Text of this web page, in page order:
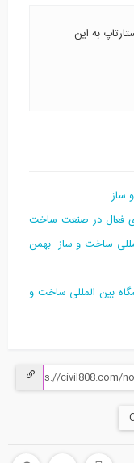
به این
فعال در صنعت ساخت
ساخت و ساز- بهمن
اولین نمایشگاه بین المللی ساخت و